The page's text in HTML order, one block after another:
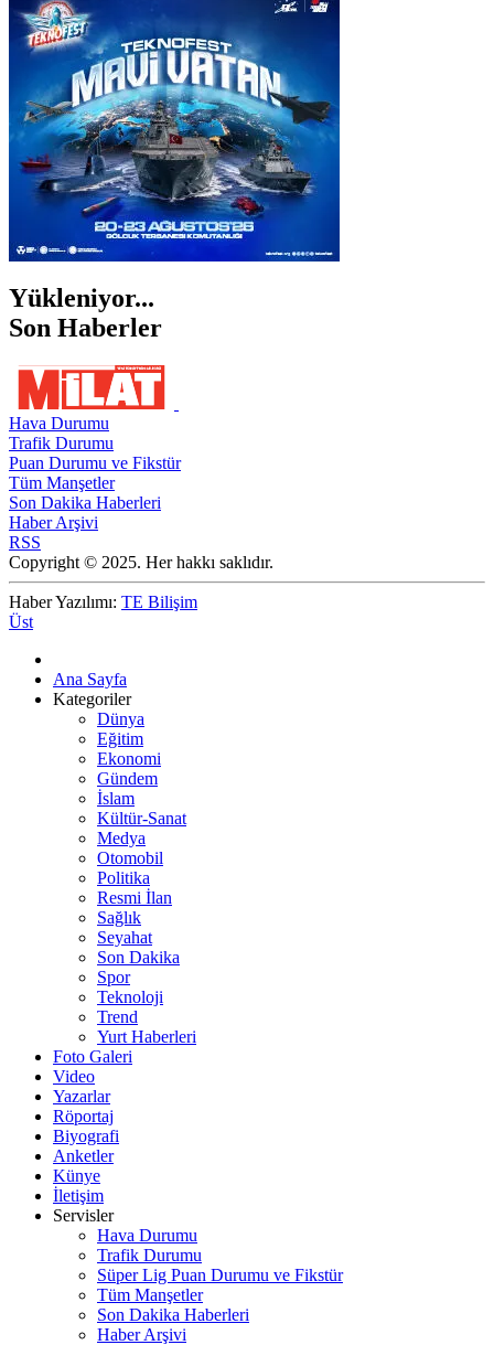
İZMİR
ŞANLIURFA
ŞIRNAK
Yükleniyor...
Son Haberler
Hava Durumu
Trafik Durumu
Puan Durumu ve Fikstür
Tüm Manşetler
Son Dakika Haberleri
Haber Arşivi
RSS
Copyright © 2025. Her hakkı saklıdır.
Haber Yazılımı: TE Bilişim
Üst
Ana Sayfa
Kategoriler
Dünya
Eğitim
Ekonomi
Gündem
İslam
Kültür-Sanat
Medya
Otomobil
Politika
Resmi İlan
Sağlık
Seyahat
Son Dakika
Spor
Teknoloji
Trend
Yurt Haberleri
Foto Galeri
Video
Yazarlar
Röportaj
Biyografi
Anketler
Künye
İletişim
Servisler
Hava Durumu
Trafik Durumu
Süper Lig Puan Durumu ve Fikstür
Tüm Manşetler
Son Dakika Haberleri
Haber Arşivi